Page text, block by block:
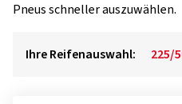
Pneus schneller auszuwählen.
Ihre Reifenauswahl: 225/